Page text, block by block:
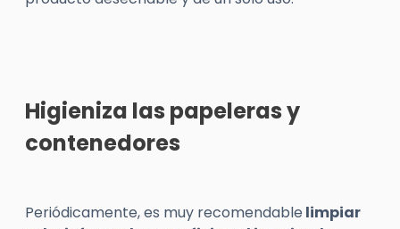
Higieniza las papeleras y
contenedores
Periódicamente, es muy recomendable limpiar